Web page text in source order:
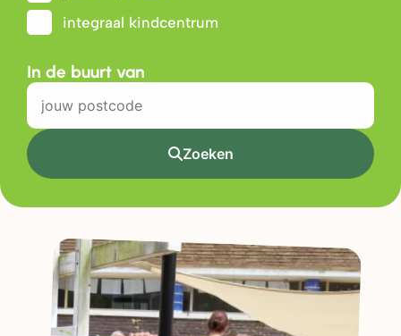
integraal kindcentrum
In de buurt van
Zoeken